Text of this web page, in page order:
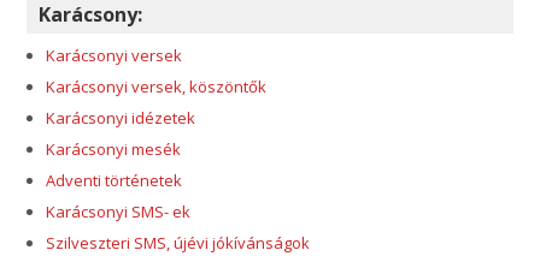
Karácsony:
Karácsonyi versek
Karácsonyi versek, köszöntők
Karácsonyi idézetek
Karácsonyi mesék
Adventi történetek
Karácsonyi SMS- ek
Szilveszteri SMS, újévi jókívánságok